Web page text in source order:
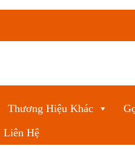
Thương Hiệu Khác
Liên Hệ